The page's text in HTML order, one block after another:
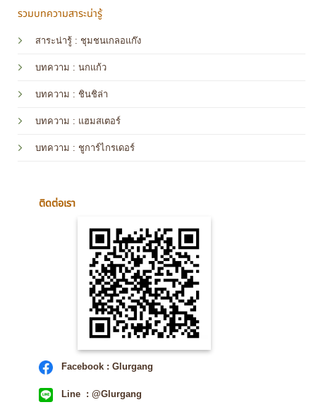
รวมบทความสาระน่ารู้
สาระน่ารู้ : ชุมชนเกลอแก๊ง
บทความ : นกแก้ว
บทความ : ชินชิล่า
บทความ : แฮมสเตอร์
บทความ : ชูการ์ไกรเดอร์
ติดต่อเรา
Facebook : Glurgang
Line : @Glurgang